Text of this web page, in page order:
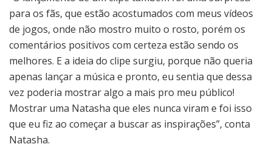
para os fãs, que estão acostumados com meus vídeos
de jogos, onde não mostro muito o rosto, porém os
comentários positivos com certeza estão sendo os
melhores. E a ideia do clipe surgiu, porque não queria
apenas lançar a música e pronto, eu sentia que dessa
vez poderia mostrar algo a mais pro meu público!
Mostrar uma Natasha que eles nunca viram e foi isso
que eu fiz ao começar a buscar as inspirações”, conta
Natasha.